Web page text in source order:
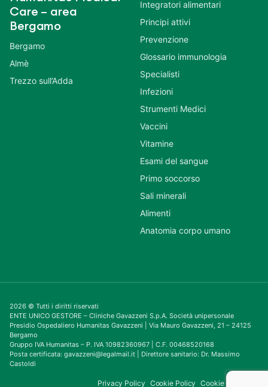
Care – area
Bergamo
Bergamo
Almè
Trezzo sull’Adda
Integratori alimentari
Principi attivi
Prevenzione
Glossario immunologia
Specialisti
Infezioni
Strumenti Medici
Vaccini
Vitamine
Esami del sangue
Primo soccorso
Sali minerali
Alimenti
Anatomia corpo umano
2026 © Tutti i diritti riservati
ENTE UNICO GESTORE – Cliniche Gavazzeni S.p.A. Società unipersonale
Presidio Ospedaliero Humanitas Gavazzeni | Via Mauro Gavazzeni, 21 – 24125
Bergamo
Gruppo IVA Humanitas – P. IVA 10982360967 | C.F. 00468520168
Posta certificata: gavazzeni@legalmail.it | Direttore sanitario: Dr. Massimo
Castoldi
Privacy Policy Cookie Policy Cookie Consent